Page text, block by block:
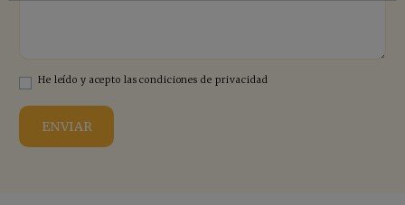
He leído y acepto las condiciones de privacidad